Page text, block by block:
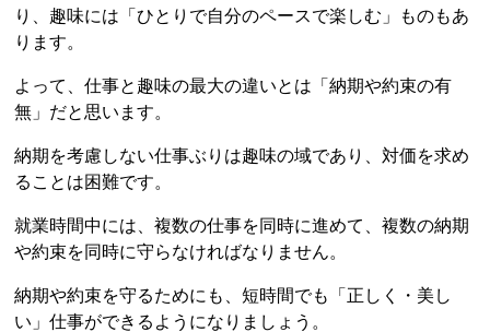
り、趣味には「ひとりで自分のペースで楽しむ」ものもあ
ります。
よって、仕事と趣味の最大の違いとは「納期や約束の有
無」だと思います。
納期を考慮しない仕事ぶりは趣味の域であり、対価を求め
ることは困難です。
就業時間中には、複数の仕事を同時に進めて、複数の納期
や約束を同時に守らなければなりません。
納期や約束を守るためにも、短時間でも「正しく・美し
い」仕事ができるようになりましょう。